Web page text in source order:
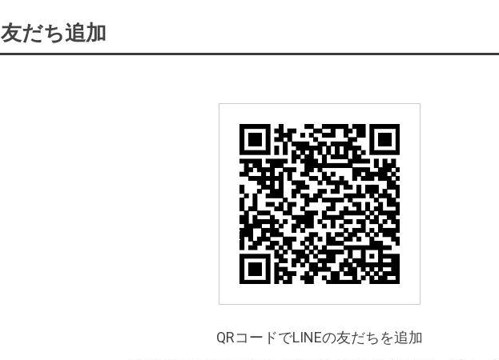
友だち追加
QRコードでLINEの友だちを追加